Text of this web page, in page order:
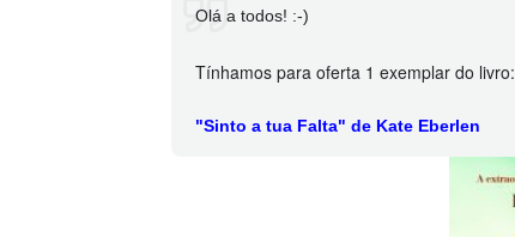
Olá a todos! :-)
Tínhamos para oferta 1 exemplar do livro:
"Sinto a tua Falta" de Kate Eberlen